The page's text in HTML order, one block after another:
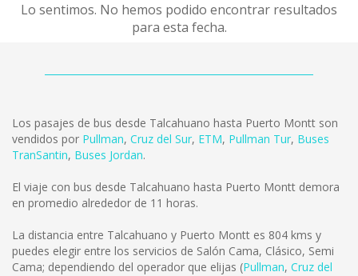
Lo sentimos. No hemos podido encontrar resultados
para esta fecha.
Los pasajes de bus desde Talcahuano hasta Puerto Montt son
vendidos por Pullman, Cruz del Sur, ETM, Pullman Tur, Buses
TranSantin, Buses Jordan.
El viaje con bus desde Talcahuano hasta Puerto Montt demora
en promedio alrededor de 11 horas.
La distancia entre Talcahuano y Puerto Montt es 804 kms y
puedes elegir entre los servicios de Salón Cama, Clásico, Semi
Cama; dependiendo del operador que elijas (Pullman, Cruz del